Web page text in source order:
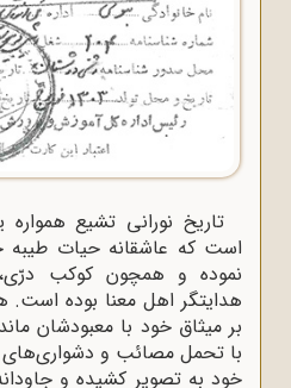
تاریخ نورانی تشیع همواره
است که عاشقانه حیات طیبه
نموده و همچون کوکب
هدایتگر اهل معنا بوده
بر میثاق خود با معبودشان
با تحمل مصائب و
خود به تصویر کشیده و